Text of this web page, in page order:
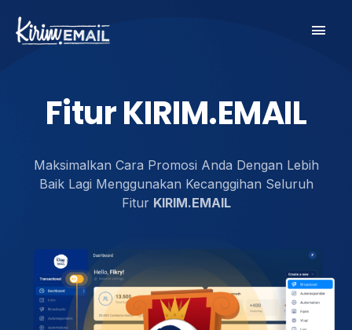
content
Main
Fitur KIRIM.EMAIL
Maksimalkan Cara Promosi Anda Dengan Lebih
Baik Lagi Menggunakan Kecanggihan Seluruh
Fitur KIRIM.EMAIL